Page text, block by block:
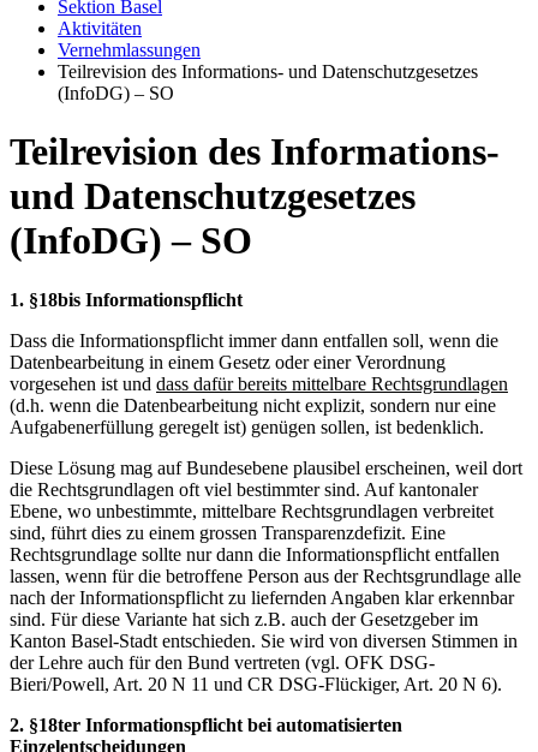
Sektion Basel
Aktivitäten
Vernehmlassungen
Teilrevision des Informations- und Datenschutzgesetzes
(InfoDG) – SO
Teilrevision des Informations-
und Datenschutzgesetzes
(InfoDG) – SO
1. §18bis Informationspflicht
Dass die Informationspflicht immer dann entfallen soll, wenn die
Datenbearbeitung in einem Gesetz oder einer Verordnung
vorgesehen ist und dass dafür bereits mittelbare Rechtsgrundlagen
(d.h. wenn die Datenbearbeitung nicht explizit, sondern nur eine
Aufgabenerfüllung geregelt ist) genügen sollen, ist bedenklich.
Diese Lösung mag auf Bundesebene plausibel erscheinen, weil dort
die Rechtsgrundlagen oft viel bestimmter sind. Auf kantonaler
Ebene, wo unbestimmte, mittelbare Rechtsgrundlagen verbreitet
sind, führt dies zu einem grossen Transparenzdefizit. Eine
Rechtsgrundlage sollte nur dann die Informationspflicht entfallen
lassen, wenn für die betroffene Person aus der Rechtsgrundlage alle
nach der Informationspflicht zu liefernden Angaben klar erkennbar
sind. Für diese Variante hat sich z.B. auch der Gesetzgeber im
Kanton Basel-Stadt entschieden. Sie wird von diversen Stimmen in
der Lehre auch für den Bund vertreten (vgl. OFK DSG-
Bieri/Powell, Art. 20 N 11 und CR DSG-Flückiger, Art. 20 N 6).
2. §18ter Informationspflicht bei automatisierten
Einzelentscheidungen